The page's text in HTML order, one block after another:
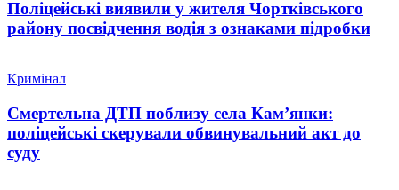
Поліцейські виявили у жителя Чортківського
району посвідчення водія з ознаками підробки
Кримінал
Смертельна ДТП поблизу села Кам’янки:
поліцейські скерували обвинувальний акт до
суду